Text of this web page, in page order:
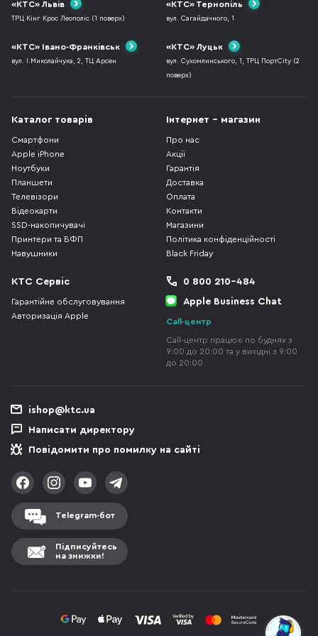
«КТС» Львів
ТРЦ Кінг Крос Леополіс (1 поверх)
«КТС» Тернопіль
вул. Сагайдачного, 1
«КТС» Івано-Франківськ
вул. І.Миколайчука, 2, ТЦ Арсен
«КТС» Луцьк
вул. Сухомлинського, 1, ТРЦ ПортCity (2
поверх)
Каталог товарів
Смартфони
Apple iPhone
Ноутбуки
Планшети
Телевізори
Відеокарти
SSD-накопичувачі
Принтери та БФП
Навушники
Інтернет - магазин
Про нас
Акції
Гарантія
Доставка
Оплата
Контакти
Магазини
Політика конфіденційності
Black Friday
КТС Сервіс
Гарантійне обслуговування
Авторизація Apple
0 800 210-484
Apple Business Chat
Call-центр
Call-центр працює по буднях з
9:00 до 20:00 та у вихідні з 9:00
до 20:00
ishop@ktc.ua
Написати директору
Повідомити про помилку на сайті
Telegram-бот
Підписуйтесь
на знижки!